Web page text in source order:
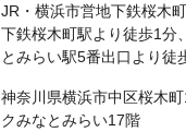
JR・横浜市営地下鉄桜木
下鉄桜木町駅より徒歩1分
とみらい駅5番出口より徒
神奈川県横浜市中区桜木
クみなとみらい17階